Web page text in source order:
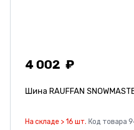
4 002
Шина RAUFFAN
На складе > 16 шт. Код товара